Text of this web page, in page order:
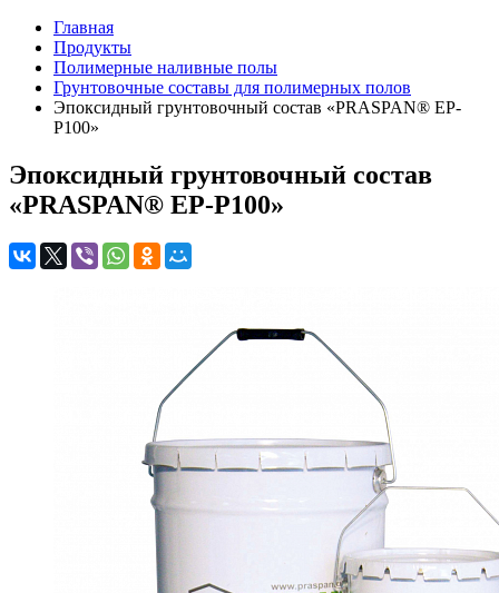
Главная
Продукты
Полимерные наливные полы
Грунтовочные составы для полимерных полов
Эпоксидный грунтовочный состав «PRASPAN® EP-
P100»
Эпоксидный грунтовочный состав
«PRASPAN® EP-P100»